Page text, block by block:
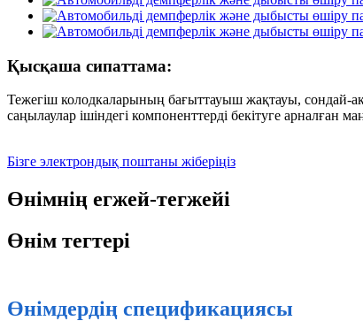
Қысқаша сипаттама:
Тежегіш колодкаларының бағыттауыш жақтауы, сондай-
саңылаулар ішіндегі компоненттерді бекітуге арналған
Бізге электрондық поштаны жіберіңіз
Өнімнің егжей-тегжейі
Өнім тегтері
Өнімдердің спецификациясы